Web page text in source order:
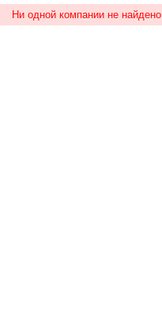
Ни одной компании не найдено